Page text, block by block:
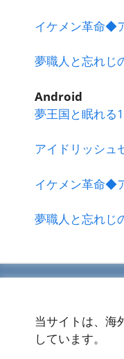
イケメン革命◆
夢職人と忘れじ
Android
夢王国と眠れる
アイドリッシュ
イケメン革命◆
夢職人と忘れじ
当サイトは、海
しています。